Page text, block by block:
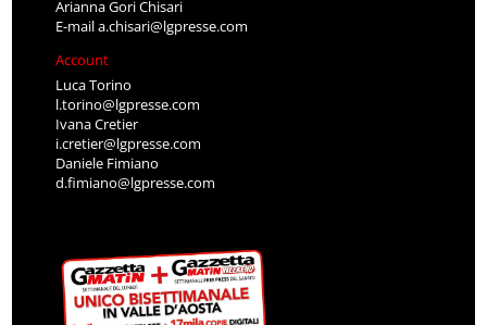
Arianna Gori Chisari
E-maila.chisari@lgpresse.com
Account
Luca Torino
l.torino@lgpresse.com
Ivana Cretier
i.cretier@lgpresse.com
Daniele Fimiano
d.fimiano@lgpresse.com